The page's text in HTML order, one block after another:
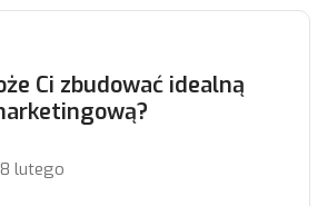
Ci zbudować idealną
lutego